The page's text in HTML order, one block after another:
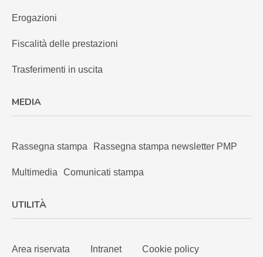
Erogazioni
Fiscalità delle prestazioni
Trasferimenti in uscita
MEDIA
Rassegna stampa Rassegna stampa newsletter PMP
Multimedia Comunicati stampa
UTILITÀ
Area riservata Intranet Cookie policy